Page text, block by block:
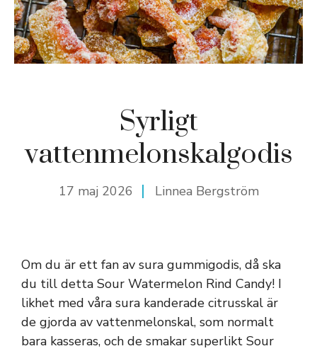
Syrligt
vattenmelonskalgodis
17 maj 2026 Linnea Bergström
Om du är ett fan av sura gummigodis, då ska
du till detta Sour Watermelon Rind Candy! I
likhet med våra sura kanderade citrusskal är
de gjorda av vattenmelonskal, som normalt
bara kasseras, och de smakar superlikt Sour